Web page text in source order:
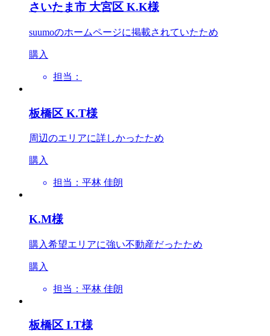
さいたま市 大宮区 K.K様
suumoのホームページに掲載されていたため
購入
担当：
板橋区 K.T様
周辺のエリアに詳しかったため
購入
担当：平林 佳朗
K.M様
購入希望エリアに強い不動産だったため
購入
担当：平林 佳朗
板橋区 I.T様